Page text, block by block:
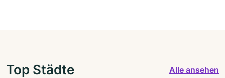
Top Städte Alle ansehen